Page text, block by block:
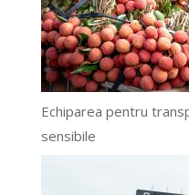
Echiparea pentru
sensibile